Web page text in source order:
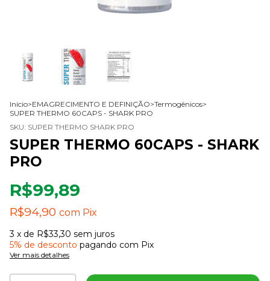
Início>EMAGRECIMENTO E DEFINIÇÃO>Termogênicos>
SUPER THERMO 60CAPS - SHARK PRO
SKU: SUPER THERMO SHARK PRO
SUPER THERMO 60CAPS - SHARK
PRO
R$99,89
R$94,90 com Pix
3 x de R$33,30 sem juros
5% de desconto pagando com Pix
Ver mais detalhes